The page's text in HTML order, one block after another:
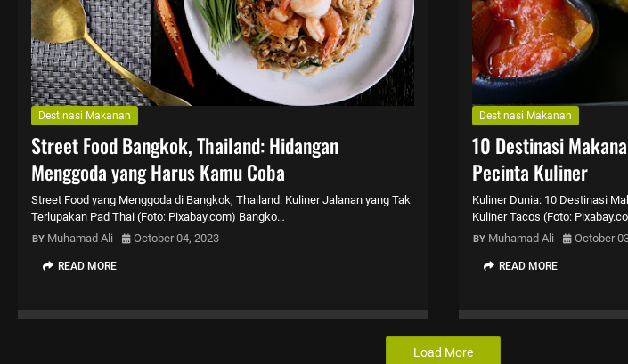
Destinasi Makanan
Street Food Bangkok, Thailand: Hidangan
Menggoda yang Harus Kamu Coba
Street Food yang Menggoda di Bangkok, Thailand: Kuliner Jalanan yang Tak
Terlupakan Pad Thai (Foto: Pixabay.com) Bangko…
Muhamad Ali
October 04, 2023
READ MORE
Destinasi Makanan
10 Destinasi
Pecinta Kuliner
Kuliner Dunia: 10 Destinasi
Kuliner Tacos (Foto:
Muhamad Ali
October
READ MORE
Load More